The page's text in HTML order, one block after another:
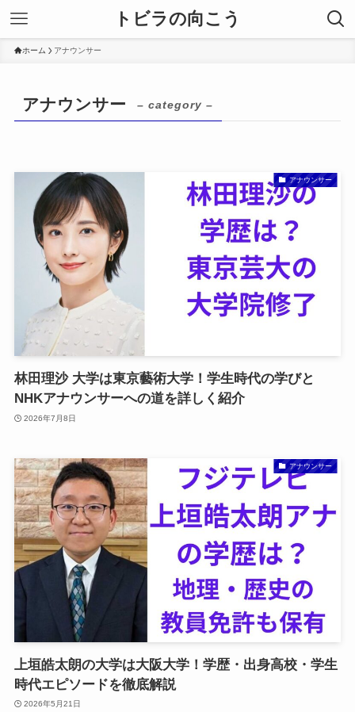
トビラの向こう
ホーム アナウンサー
アナウンサー – category –
アナウンサー
林田理沙 大学は東京藝術大学！学生時代の学びと
NHKアナウンサーへの道を詳しく紹介
2026年7月8日
アナウンサー
上垣皓太朗の大学は大阪大学！学歴・出身高校・学生
時代エピソードを徹底解説
2026年5月21日